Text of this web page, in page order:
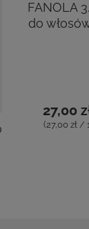
włosów